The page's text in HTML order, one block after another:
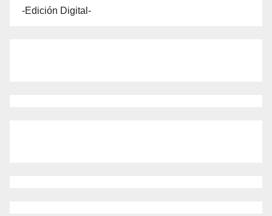
-Edición Digital-